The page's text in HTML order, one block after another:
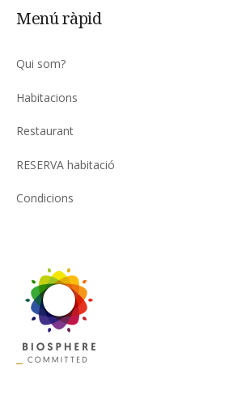
Menú ràpid
Qui som?
Habitacions
Restaurant
RESERVA habitació
Condicions